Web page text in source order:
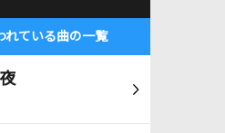
れている曲の一覧